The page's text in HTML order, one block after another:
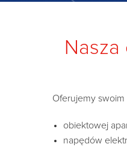
Nasza
Oferujemy swoim
obiektowej
napędów